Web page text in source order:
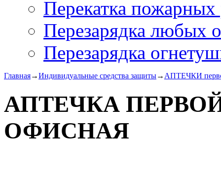
Перекатка пожарных
Перезарядка любых
Перезарядка
Главная→Индивидуальные средства защиты→ АПТЕЧКИ
АПТЕЧКА
ОФИСНАЯ